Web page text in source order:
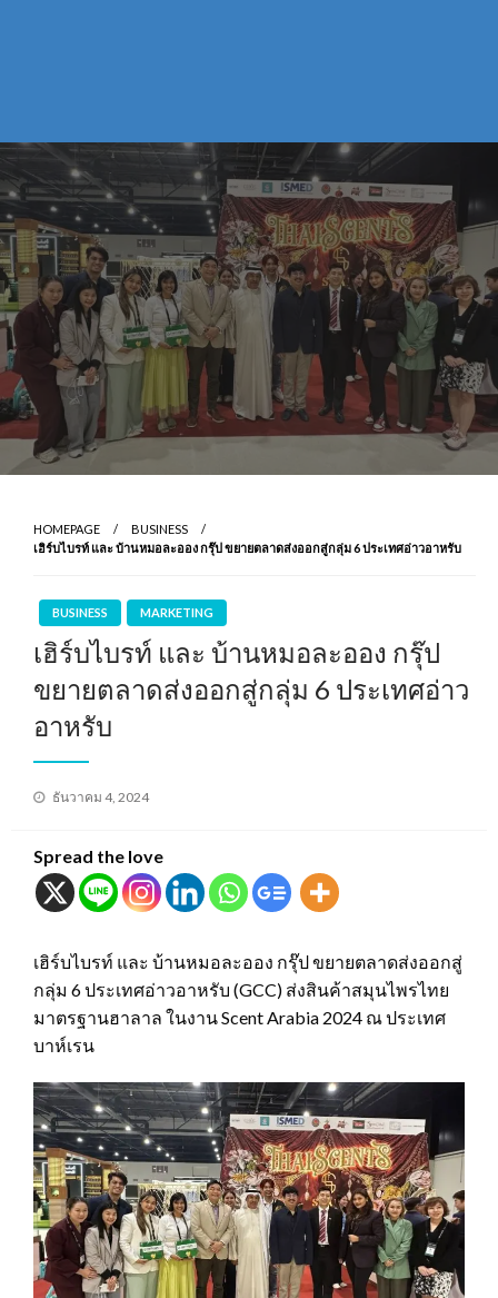
HOMEPAGE
BUSINESS
เฮิร์บไบรท์ และ บ้านหมอละออง กรุ๊ป ขยายตลาดส่งออกสู่กลุ่ม 6 ประเทศอ่าวอาหรับ
BUSINESS MARKETING
เฮิร์บไบรท์ และ บ้านหมอละออง กรุ๊ป
ขยายตลาดส่งออกสู่กลุ่ม 6 ประเทศอ่าว
อาหรับ
Posted
ธันวาคม 4, 2024
Spread the love
เฮิร์บไบรท์ และ บ้านหมอละออง กรุ๊ป ขยายตลาดส่งออกสู่
กลุ่ม 6 ประเทศอ่าวอาหรับ (GCC) ส่งสินค้าสมุนไพรไทย
มาตรฐานฮาลาล ในงาน Scent Arabia 2024 ณ ประเทศ
บาห์เรน